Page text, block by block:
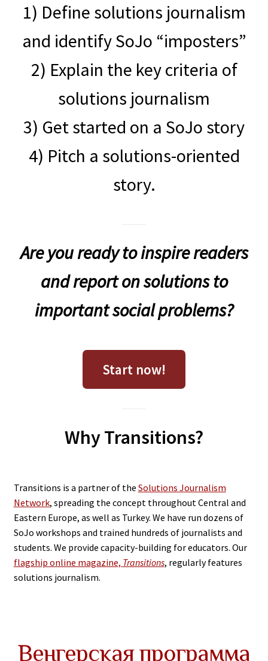
1) Define solutions journalism
and identify SoJo “imposters”
2) Explain the key criteria of
solutions journalism
3) Get started on a SoJo story
4) Pitch a solutions-oriented
story.
Are you ready to inspire readers
and report on solutions to
important social problems?
Start now!
Why Transitions?
Transitions is a partner of the Solutions Journalism
Network, spreading the concept throughout Central and
Eastern Europe, as well as Turkey. We have run dozens of
SoJo workshops and trained hundreds of journalists and
students. We provide capacity-building for educators. Our
flagship online magazine, Transitions, regularly features
solutions journalism.
Венгерская программа